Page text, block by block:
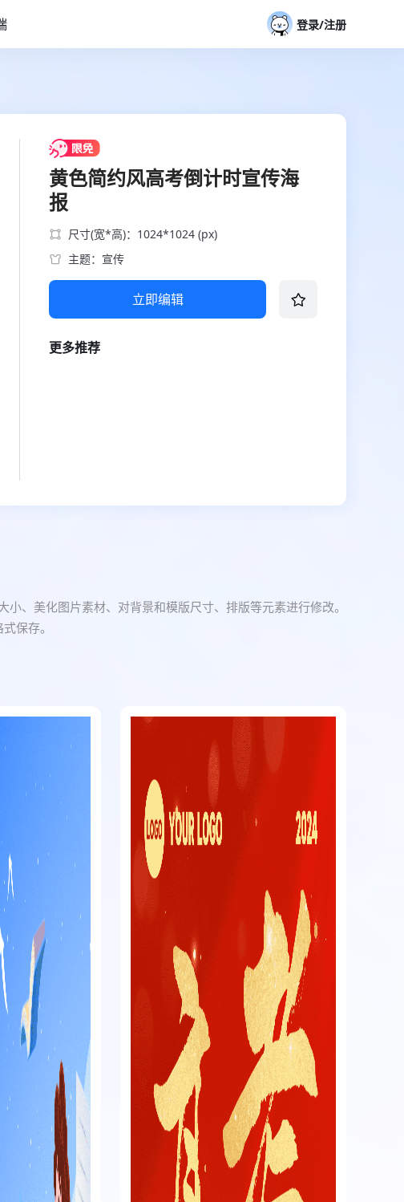
登录/注册
黄色简约风高考倒计时宣传海
报
尺寸(宽*高)：1024*1024 (px)
主题：宣传
立即编辑
更多推荐
、美化图片素材、对背景和模版尺寸、排版等元素进行修改。
保存。